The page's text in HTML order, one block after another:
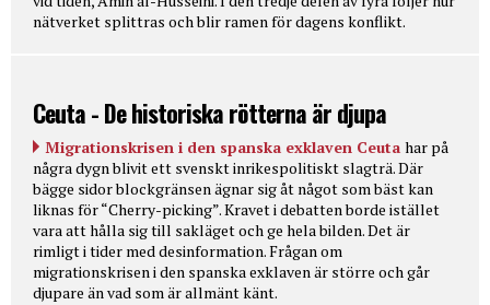
nätverket splittras och blir ramen för dagens konflikt.
Ceuta - De historiska rötterna är djupa
Migrationskrisen i den spanska exklaven Ceuta har på
några dygn blivit ett svenskt inrikespolitiskt slagträ. Där
bägge sidor blockgränsen ägnar sig åt något som bäst kan
liknas för “Cherry-picking”. Kravet i debatten borde istället
vara att hålla sig till sakläget och ge hela bilden. Det är
rimligt i tider med desinformation. Frågan om
migrationskrisen i den spanska exklaven är större och går
djupare än vad som är allmänt känt.